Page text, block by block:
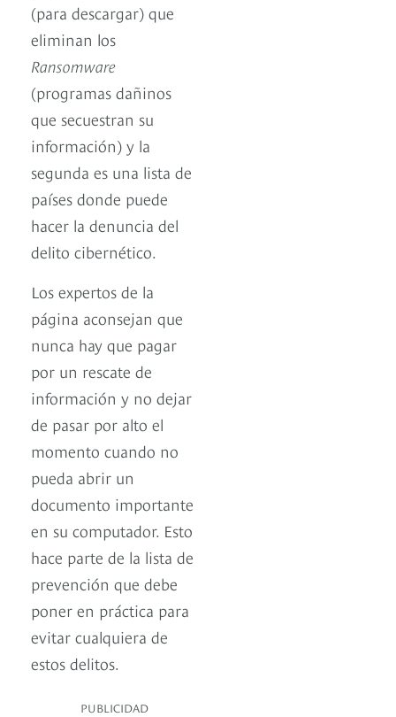
(para descargar) que
eliminan los
Ransomware
(programas dañinos
que secuestran su
información) y la
segunda es una lista de
países donde puede
hacer la denuncia del
delito cibernético.
Los expertos de la
página aconsejan que
nunca hay que pagar
por un rescate de
información y no dejar
de pasar por alto el
momento cuando no
pueda abrir un
documento importante
en su computador. Esto
hace parte de la lista de
prevención que debe
poner en práctica para
evitar cualquiera de
estos delitos.
PUBLICIDAD